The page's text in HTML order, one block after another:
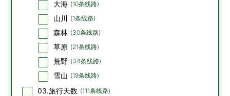
大海 (10条线路)
山川 (1条线路)
森林 (30条线路)
草原 (21条线路)
荒野 (34条线路)
雪山 (19条线路)
03.旅行天数 (111条线路)